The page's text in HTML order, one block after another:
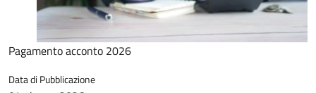
Pagamento acconto 2026
Data di Pubblicazione